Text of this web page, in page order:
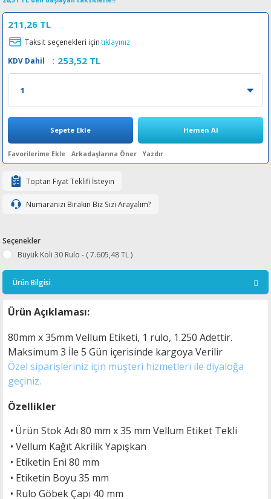
Ribon
CP
Pro
211,26 TL
Taksit seçenekleri içintıklayınız
KDV Dahil
: 253,52 TL
Sepete Ekle Hemen Al
Arkadaşlarına Öner Yazdır
Toptan Fiyat Teklifi İsteyin
Numaranızı Bırakın Biz Sizi Arayalım?
Seçenekler
Büyük Koli 30 Rulo - ( 7.605,48 TL )
Ürün Bilgisi
Ürün Açıklaması:
80mm x 35mm Vellum Etiketi, 1 rulo, 1.250 Adettir.
Maksimum 3 İle 5 Gün içerisinde kargoya Verilir
Özel siparişleriniz için müşteri hizmetleri ile diyaloğa
geçiniz.
Özellikler
• Ürün Stok Adı 80 mm x 35 mm Vellum Etiket Tekli
• Vellum Kağıt Akrilik Yapışkan
• Etiketin Eni 80 mm
• Etiketin Boyu 35 mm
• Rulo Göbek Çapı 40 mm